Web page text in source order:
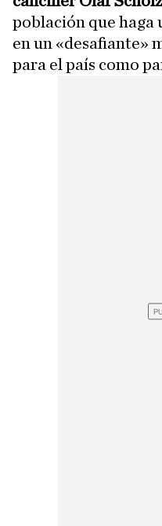
población que haga
en un «desafiante»
para el país como